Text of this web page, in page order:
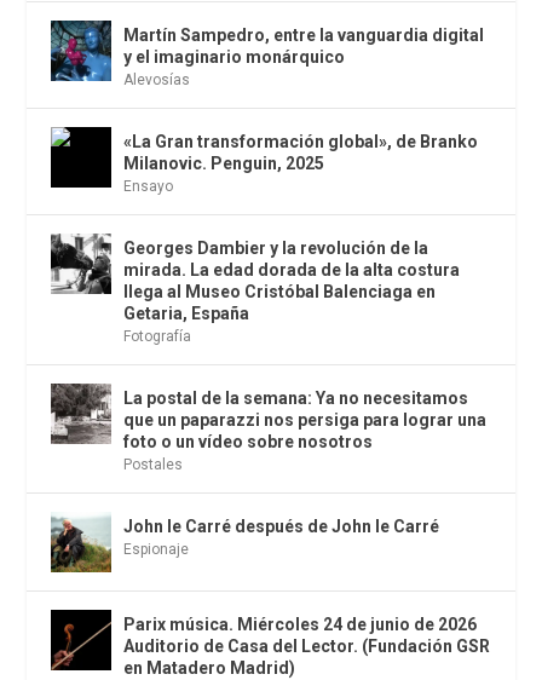
Martín Sampedro, entre la vanguardia digital
y el imaginario monárquico
Alevosías
«La Gran transformación global», de Branko
Milanovic. Penguin, 2025
Ensayo
Georges Dambier y la revolución de la
mirada. La edad dorada de la alta costura
llega al Museo Cristóbal Balenciaga en
Getaria, España
Fotografía
La postal de la semana: Ya no necesitamos
que un paparazzi nos persiga para lograr una
foto o un vídeo sobre nosotros
Postales
John le Carré después de John le Carré
Espionaje
Parix música. Miércoles 24 de junio de 2026
Auditorio de Casa del Lector. (Fundación GSR
en Matadero Madrid)